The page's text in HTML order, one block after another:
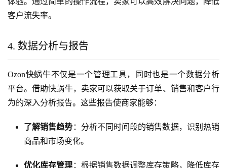
客户流失率。
4. 数据分析与报告
Ozon快蜗牛不仅是一个管理工具，同时也是一个数据分析
平台。借助快蜗牛，卖家可以获取关于订单、销售和客户行
为的深入分析报告。这些报告使商家能够：
了解销售趋势 ：分析不同时间段的销售数据，识别热销
商品和市场变化。
优化库存管理 ：根据销售数据调整库存策略，降低库存